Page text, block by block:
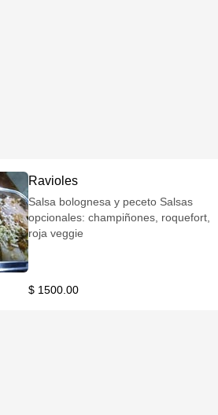
Ravioles
Salsa bolognesa y peceto Salsas
opcionales: champiñones, roquefort,
roja veggie
$ 1500.00